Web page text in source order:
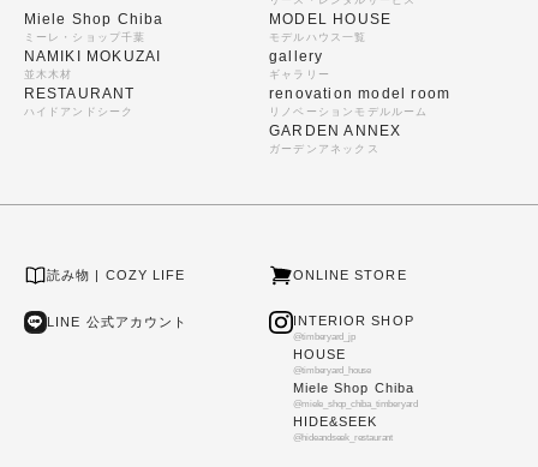
Miele Shop Chiba
ミーレ・ショップ千葉
NAMIKI MOKUZAI
並木木材
RESTAURANT
ハイドアンドシーク
MODEL HOUSE
モデルハウス一覧
gallery
ギャラリー
renovation model room
リノベーションモデルルーム
GARDEN ANNEX
ガーデンアネックス
読み物 | COZY LIFE ONLINE STORE
LINE 公式アカウント INTERIOR SHOP
@timberyard_jp
HOUSE
@timberyard_house
Miele Shop Chiba
@miele_shop_chiba_timberyard
HIDE&SEEK
@hideandseek_restaurant